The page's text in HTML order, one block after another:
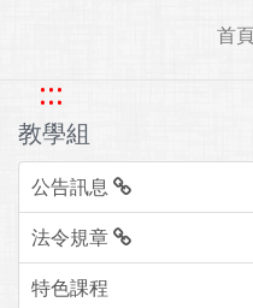
首
:::
教學組
公告訊息
法令規章
特色課程